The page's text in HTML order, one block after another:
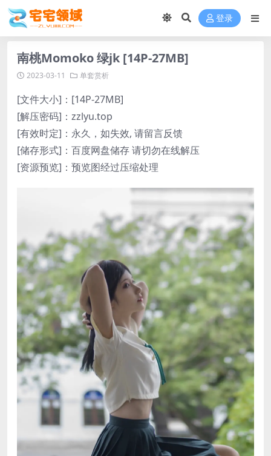
登录
南桃Momoko 绿jk [14P-27MB]
2023-03-11 单套赏析
[文件大小]：[14P-27MB]
[解压密码]：zzlyu.top
[有效时定]：永久，如失效, 请留言反馈
[储存形式]：百度网盘储存 请切勿在线解压
[资源预览]：预览图经过压缩处理